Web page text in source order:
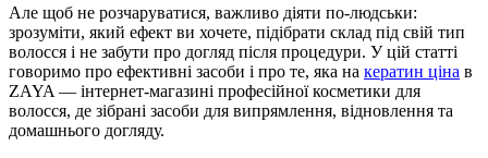
Але щоб не розчаруватися, важливо діяти по-людськи:
зрозуміти, який ефект ви хочете, підібрати склад під свій тип
волосся і не забути про догляд після процедури. У цій статті
говоримо про ефективні засоби і про те, яка на кератин ціна в
ZAYA — інтернет-магазині професійної косметики для
волосся, де зібрані засоби для випрямлення, відновлення та
домашнього догляду.